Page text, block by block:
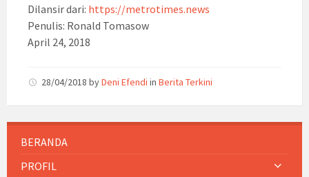
Dilansir dari: https://metrotimes.news
Penulis: Ronald Tomasow
April 24, 2018
28/04/2018 byDeni Efendi in Berita Terkini
BERANDA
PROFIL